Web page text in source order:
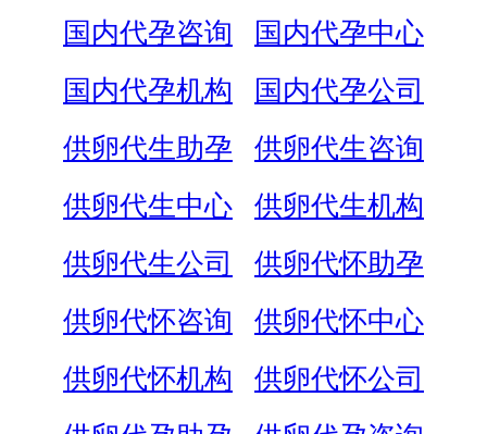
国内代孕咨询
国内代孕中心
国内代孕机构
国内代孕公司
供卵代生助孕
供卵代生咨询
供卵代生中心
供卵代生机构
供卵代生公司
供卵代怀助孕
供卵代怀咨询
供卵代怀中心
供卵代怀机构
供卵代怀公司